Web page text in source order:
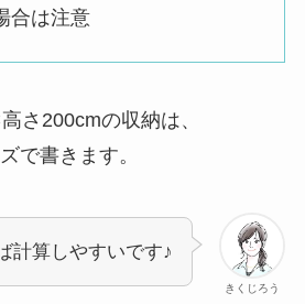
合は注意
さ200cmの収納は、
で書きます。
きくじろう
計算しやすいです♪